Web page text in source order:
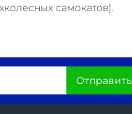
самокатов).
Отправить